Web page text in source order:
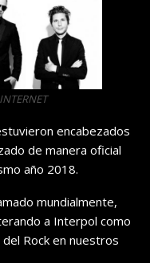
encabezados
de manera oficial
año 2018.
mundialmente,
a Interpol como
Rock en nuestros